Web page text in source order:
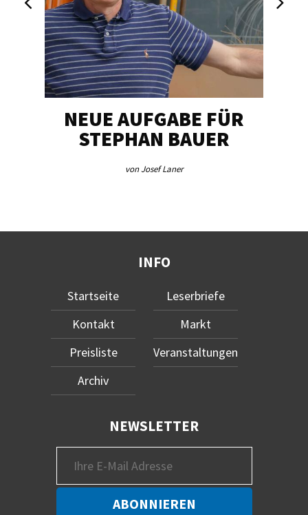
NEUE AUFGABE FÜR
STEPHAN BAUER
von Josef Laner
INFO
Startseite
Kontakt
Preisliste
Archiv
Leserbriefe
Markt
Veranstaltungen
NEWSLETTER